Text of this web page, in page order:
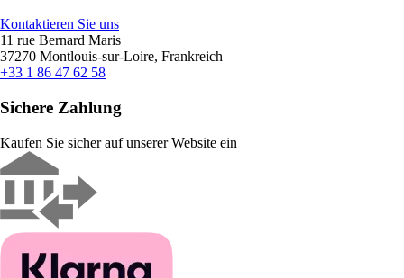
Kontaktieren Sie uns
11 rue Bernard Maris
37270 Montlouis-sur-Loire, Frankreich
+33 1 86 47 62 58
Sichere Zahlung
Kaufen Sie sicher auf unserer Website ein